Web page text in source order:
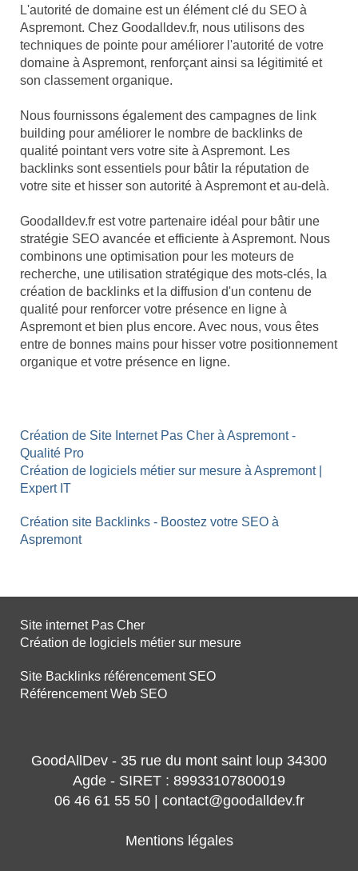
L'autorité de domaine est un élément clé du SEO à
Aspremont. Chez Goodalldev.fr, nous utilisons des
techniques de pointe pour améliorer l'autorité de votre
domaine à Aspremont, renforçant ainsi sa légitimité et
son classement organique.
Nous fournissons également des campagnes de link
building pour améliorer le nombre de backlinks de
qualité pointant vers votre site à Aspremont. Les
backlinks sont essentiels pour bâtir la réputation de
votre site et hisser son autorité à Aspremont et au-delà.
Goodalldev.fr est votre partenaire idéal pour bâtir une
stratégie SEO avancée et efficiente à Aspremont. Nous
combinons une optimisation pour les moteurs de
recherche, une utilisation stratégique des mots-clés, la
création de backlinks et la diffusion d'un contenu de
qualité pour renforcer votre présence en ligne à
Aspremont et bien plus encore. Avec nous, vous êtes
entre de bonnes mains pour hisser votre positionnement
organique et votre présence en ligne.
Création de Site Internet Pas Cher à Aspremont -
Qualité Pro
Création de logiciels métier sur mesure à Aspremont |
Expert IT
Création site Backlinks - Boostez votre SEO à
Aspremont
Site internet Pas Cher
Création de logiciels métier sur mesure
Site Backlinks référencement SEO
Référencement Web SEO
GoodAllDev - 35 rue du mont saint loup 34300
Agde - SIRET : 89933107800019
06 46 61 55 50 | contact@goodalldev.fr
Mentions légales